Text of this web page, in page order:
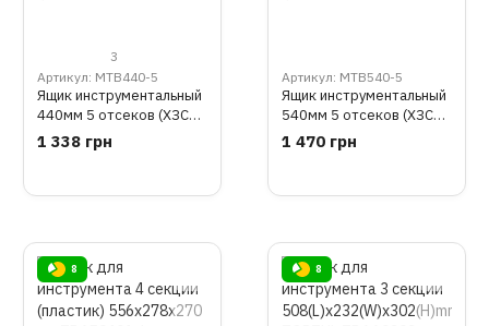
3
Артикул: MTB440-5
Ящик инструментальный
440мм 5 отсеков (ХЗСО)
ЯЩ430-5 MTB440-5
1 338 грн
Артикул: MTB540-5
Ящик инструментальный
540мм 5 отсеков (ХЗСО)
ЯЩ530-5 MTB540-5
1 470 грн
8 8